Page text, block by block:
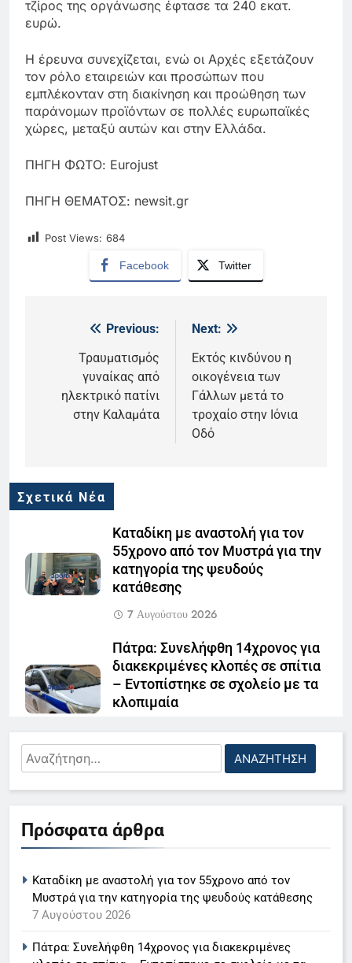
τζίρος της οργάνωσης έφτασε τα 240 εκατ.
ευρώ.
Η έρευνα συνεχίζεται, ενώ οι Αρχές εξετάζουν
τον ρόλο εταιρειών και προσώπων που
εμπλέκονταν στη διακίνηση και προώθηση των
παράνομων προϊόντων σε πολλές ευρωπαϊκές
χώρες, μεταξύ αυτών και στην Ελλάδα.
ΠΗΓΗ ΦΩΤΟ: Eurojust
ΠΗΓΗ ΘΕΜΑΤΟΣ: newsit.gr
Post Views: 684
Facebook Twitter
Πλοήγηση
άρθρων
Previous:
Τραυματισμός
γυναίκας από
ηλεκτρικό πατίνι
στην Καλαμάτα
Next:
Εκτός κινδύνου η
οικογένεια των
Γάλλων μετά το
τροχαίο στην Ιόνια
Οδό
Σχετικά Νέα
Καταδίκη με αναστολή για τον
55χρονο από τον Μυστρά για την
κατηγορία της ψευδούς
κατάθεσης
7 Αυγούστου 2026
Πάτρα: Συνελήφθη 14χρονος για
διακεκριμένες κλοπές σε σπίτια
– Εντοπίστηκε σε σχολείο με τα
κλοπιμαία
Πάτρα: Νέα ηλεκτρονική απάτη –
7 Αυγούστου 2026
τρέιλερ τα ξημερώματα –
Σοκαρίστηκε η οδηγός
7 Αυγούστου 2026
Αναζήτηση
για:
Πρόσφατα άρθρα
Καταδίκη με αναστολή για τον 55χρονο από τον
Μυστρά για την κατηγορία της ψευδούς κατάθεσης
7 Αυγούστου 2026
Πάτρα: Συνελήφθη 14χρονος για διακεκριμένες
5
Ο Παναγιώτης Στάθης στο
ειδήσεων της ΕΡΤ
LIFESTYLE-MEDIA
Στον ΑΝΤ1 η Σία Κοσιώνη- Η